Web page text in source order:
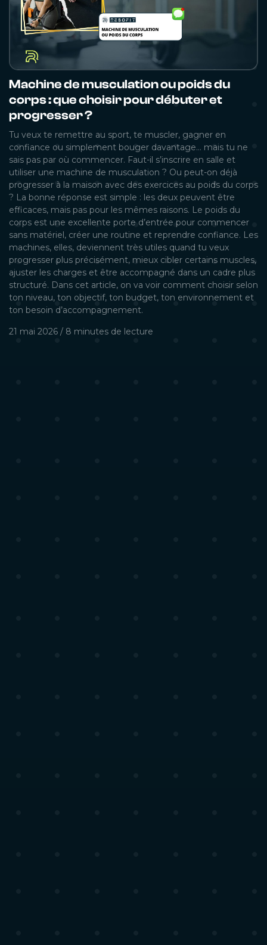
Machine de musculation ou poids du
corps : que choisir pour débuter et
progresser ?
Tu veux te remettre au sport, te muscler, gagner en
confiance ou simplement bouger davantage… mais tu ne
sais pas par où commencer. Faut-il s’inscrire en salle et
utiliser une machine de musculation ? Ou peut-on déjà
progresser à la maison avec des exercices au poids du corps
? La bonne réponse est simple : les deux peuvent être
efficaces, mais pas pour les mêmes raisons. Le poids du
corps est une excellente porte d’entrée pour commencer
sans matériel, créer une routine et reprendre confiance. Les
machines, elles, deviennent très utiles quand tu veux
progresser plus précisément, mieux cibler certains muscles,
ajuster les charges et être accompagné dans un cadre plus
structuré. Dans cet article, on va voir comment choisir selon
ton niveau, ton objectif, ton budget, ton environnement et
ton besoin d’accompagnement.
21 mai 2026 / 8 minutes de lecture